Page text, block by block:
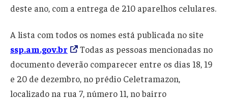
deste ano, com a entrega de 210 aparelhos celulares.
A lista com todos os nomes está publicada no site
ssp.am.gov.br
Todas as pessoas mencionadas no
documento deverão comparecer entre os dias 18, 19
e 20 de dezembro, no prédio Celetramazon,
localizado na rua 7, número 11, no bairro